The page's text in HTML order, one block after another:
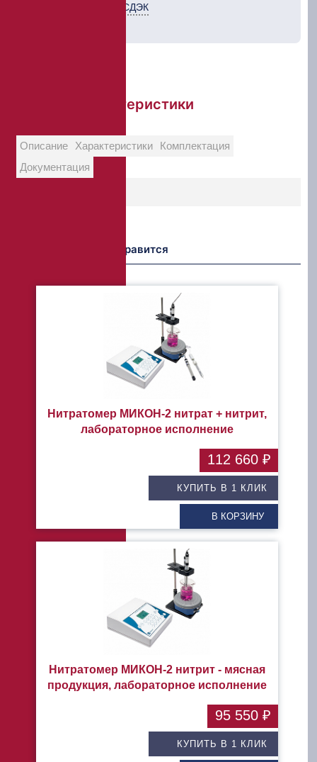
Курьерская служба СДЭК
Краткие характеристики
Описание Характеристики
Комплектация
Документация
Возможно Вам понравится
Нитратомер МИКОН-2 нитрат + нитрит,
лабораторное исполнение
КУПИТЬ В 1 КЛИК
В КОРЗИНУ
112 660 ₽
Нитратомер МИКОН-2 нитрит - мясная
продукция, лабораторное исполнение
КУПИТЬ В 1 КЛИК
95 550 ₽